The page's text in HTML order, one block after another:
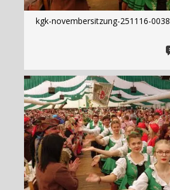
kgk-novembersitzung-251116-0038